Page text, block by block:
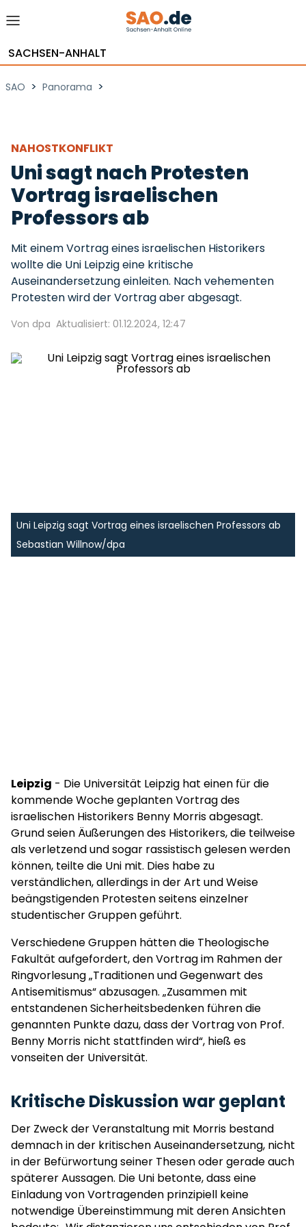
SACHSEN-ANHALT
SAO > Panorama >
NAHOSTKONFLIKT
Uni sagt nach Protesten
Vortrag israelischen
Professors ab
Mit einem Vortrag eines israelischen Historikers
wollte die Uni Leipzig eine kritische
Auseinandersetzung einleiten. Nach vehementen
Protesten wird der Vortrag aber abgesagt.
Von dpa Aktualisiert: 01.12.2024, 12:47
Uni Leipzig sagt Vortrag eines israelischen Professors ab
Sebastian Willnow/dpa
Leipzig - Die Universität Leipzig hat einen für die
kommende Woche geplanten Vortrag des
israelischen Historikers Benny Morris abgesagt.
Grund seien Äußerungen des Historikers, die teilweise
als verletzend und sogar rassistisch gelesen werden
können, teilte die Uni mit. Dies habe zu
verständlichen, allerdings in der Art und Weise
beängstigenden Protesten seitens einzelner
studentischer Gruppen geführt.
Verschiedene Gruppen hätten die Theologische
Fakultät aufgefordert, den Vortrag im Rahmen der
Ringvorlesung „Traditionen und Gegenwart des
Antisemitismus“ abzusagen. „Zusammen mit
entstandenen Sicherheitsbedenken führen die
genannten Punkte dazu, dass der Vortrag von Prof.
Benny Morris nicht stattfinden wird“, hieß es
vonseiten der Universität.
Kritische Diskussion war geplant
Der Zweck der Veranstaltung mit Morris bestand
demnach in der kritischen Auseinandersetzung, nicht
in der Befürwortung seiner Thesen oder gerade auch
späterer Aussagen. Die Uni betonte, dass eine
Einladung von Vortragenden prinzipiell keine
notwendige Übereinstimmung mit deren Ansichten